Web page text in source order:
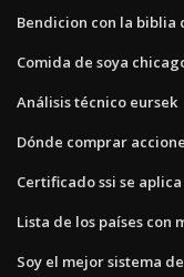
Bendicion con la biblia
Comida de soya
Análisis técnico eursek
Dónde comprar
Certificado ssi se
Lista de los países
Soy el mejor sistema